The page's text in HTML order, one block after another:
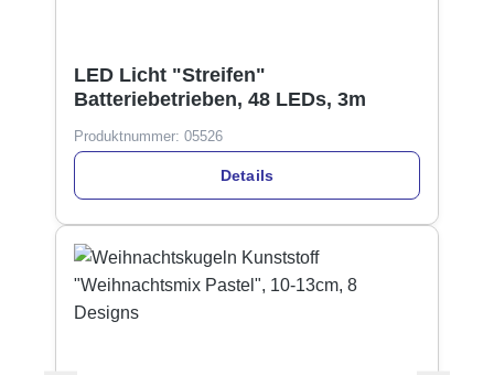
LED Licht "Streifen"
Batteriebetrieben, 48 LEDs, 3m
Produktnummer: 05526
Details